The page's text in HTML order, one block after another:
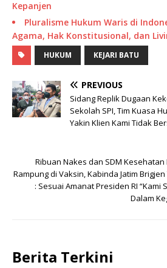
Kepanjen
Pluralisme Hukum Waris di
Agama, Hak Konstitusional, dan
HUKUM KEJARI BATU
PREVIOUS
Sidang Replik Dugaan
Sekolah SPI, Tim Kuasa
Yakin Klien Kami Tidak
Ribuan Nakes dan SDM Kesehatan
Rampung di Vaksin, Kabinda Jatim Brigjen
: Sesuai Amanat Presiden RI “Kami
Dalam
Berita Terkini